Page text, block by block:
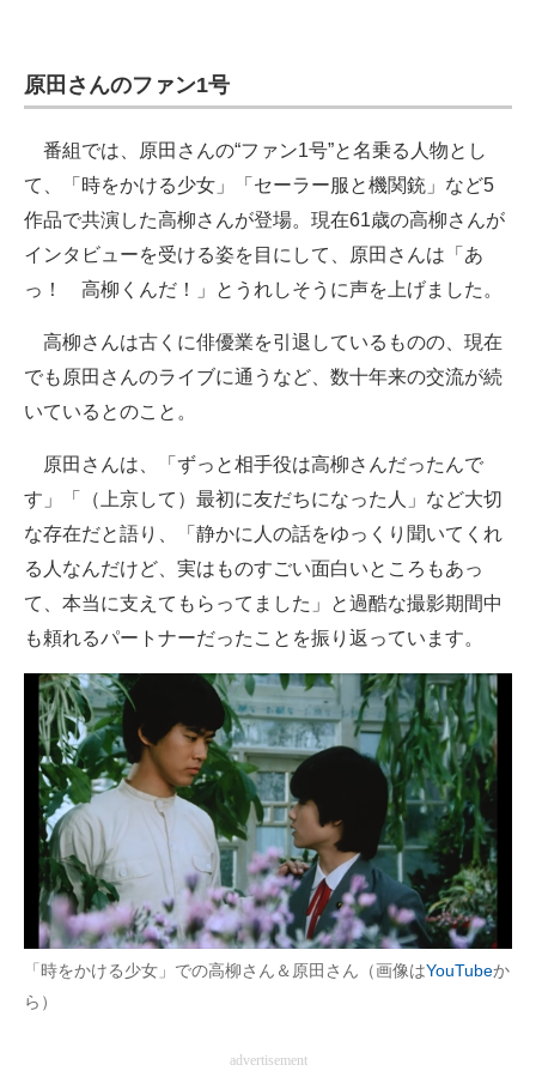
原田さんのファン1号
番組では、原田さんの“ファン1号”と名乗る人物とし
て、「時をかける少女」「セーラー服と機関銃」など5
作品で共演した高柳さんが登場。現在61歳の高柳さんが
インタビューを受ける姿を目にして、原田さんは「あ
っ！ 高柳くんだ！」とうれしそうに声を上げました。
高柳さんは古くに俳優業を引退しているものの、現在
でも原田さんのライブに通うなど、数十年来の交流が続
いているとのこと。
原田さんは、「ずっと相手役は高柳さんだったんで
す」「（上京して）最初に友だちになった人」など大切
な存在だと語り、「静かに人の話をゆっくり聞いてくれ
る人なんだけど、実はものすごい面白いところもあっ
て、本当に支えてもらってました」と過酷な撮影期間中
も頼れるパートナーだったことを振り返っています。
「時をかける少女」での高柳さん＆原田さん（画像はYouTubeか
ら）
advertisement